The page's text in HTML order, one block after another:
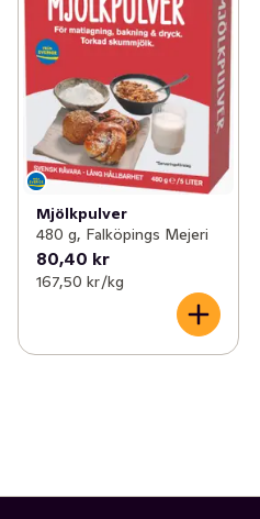
Mjölkpulver
480 g, Falköpings Mejeri
80,40 kr
167,50 kr /kg